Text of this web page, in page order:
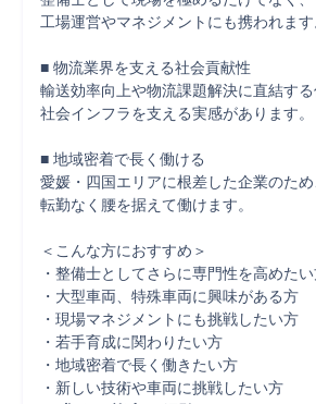
工場運営やマネジメントにも携われます
■ 物流業界を支える社会貢献性
輸送効率向上や物流課題解決に直結する
社会インフラを支える実感があります。
■ 地域密着で長く働ける
愛媛・四国エリアに根差した企業のため
転勤なく腰を据えて働けます。
＜こんな方におすすめ＞
・整備士としてさらに専門性を高めた
・大型車両、特殊車両に興味がある方
・現場マネジメントにも挑戦したい方
・若手育成に関わりたい方
・地域密着で長く働きたい方
・新しい技術や車両に挑戦したい方